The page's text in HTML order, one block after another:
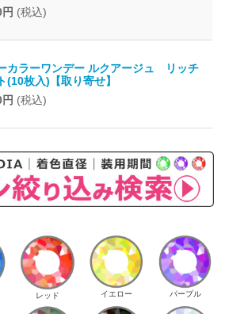
(税込)
カラーワンデー ルクアージュ リッチ
(10枚入)【取り寄せ】
(税込)
レッド イエロー パープル